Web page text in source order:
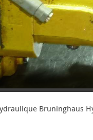
Bruninghaus